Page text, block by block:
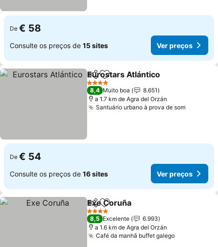
De € 58
Consulte os preços de 15 sites Ver preços
PartilharAdicionar aos favoritos
Eurostars Atlántico
4 Estrelas
8,4 Muito boa
8.651
a 1.7 km de Agra del Orzán
Santuário urbano à prova de som
De € 54
Consulte os preços de 16 sites Ver preços
PartilharAdicionar aos favoritos
Exe Coruña
4 Estrelas
8,5 Excelente
6.993
a 1.6 km de Agra del Orzán
Café da manhã buffet galego